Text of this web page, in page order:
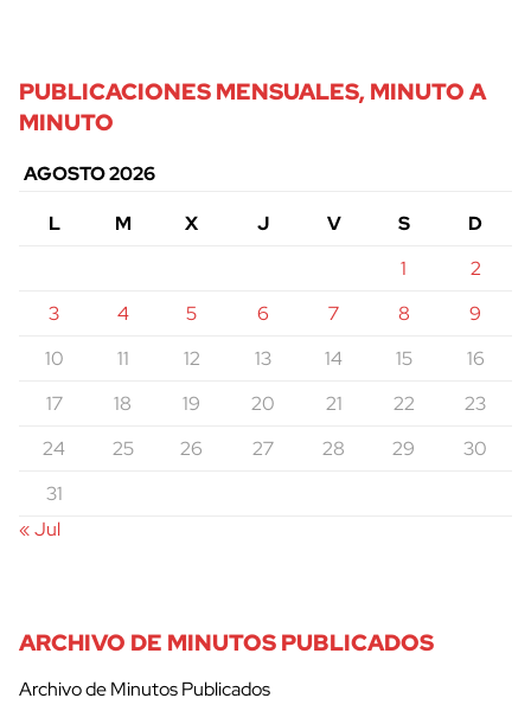
PUBLICACIONES MENSUALES, MINUTO A
MINUTO
AGOSTO 2026
L
M X J V S
D
1
2
3
4 5 6 7 8
9
10
11 12 13 14 15
16
17
18 19 20 21 22
23
24
25 26 27 28 29
30
31
« Jul
ARCHIVO DE MINUTOS PUBLICADOS
Archivo de Minutos Publicados